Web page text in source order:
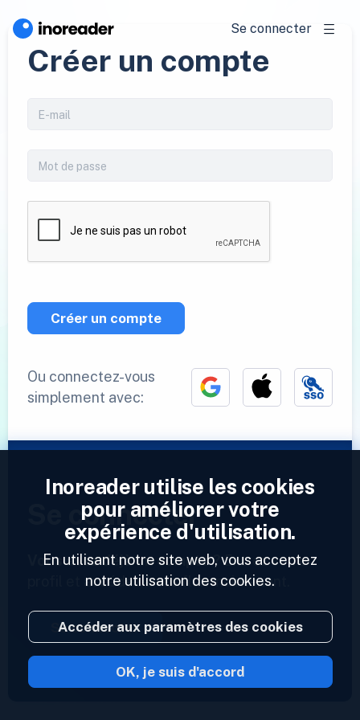
Se connecter
Créer un compte
Créer un compte
Ou connectez-vous
simplement avec:
Se connecter
Vous avez déjà un compte ? Entrez votre
profil et accédez à vos flux maintenant.
Se connecter
2023 © Inoreader
Inoreader utilise les cookies
pour améliorer votre
expérience d'utilisation.
En utilisant notre site web, vous acceptez
notre utilisation des cookies.
Accéder aux paramètres des cookies
OK, je suis d'accord